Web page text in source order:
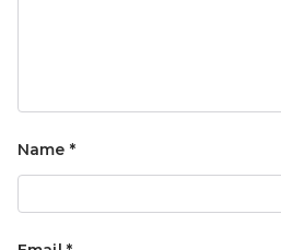
Name *